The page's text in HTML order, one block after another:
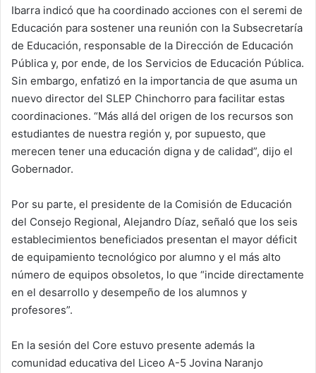
Ibarra indicó que ha coordinado acciones con el seremi de
Educación para sostener una reunión con la Subsecretaría
de Educación, responsable de la Dirección de Educación
Pública y, por ende, de los Servicios de Educación Pública.
Sin embargo, enfatizó en la importancia de que asuma un
nuevo director del SLEP Chinchorro para facilitar estas
coordinaciones. “Más allá del origen de los recursos son
estudiantes de nuestra región y, por supuesto, que
merecen tener una educación digna y de calidad”, dijo el
Gobernador.
Por su parte, el presidente de la Comisión de Educación
del Consejo Regional, Alejandro Díaz, señaló que los seis
establecimientos beneficiados presentan el mayor déficit
de equipamiento tecnológico por alumno y el más alto
número de equipos obsoletos, lo que “incide directamente
en el desarrollo y desempeño de los alumnos y
profesores”.
En la sesión del Core estuvo presente además la
comunidad educativa del Liceo A-5 Jovina Naranjo